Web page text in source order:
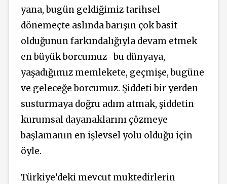
yana, bugün geldiğimiz tarihsel
dönemeçte aslında barışın çok basit
olduğunun farkındalığıyla devam etmek
en büyük borcumuz- bu dünyaya,
yaşadığımız memlekete, geçmişe, bugüne
ve geleceğe borcumuz. Şiddeti bir yerden
susturmaya doğru adım atmak, şiddetin
kurumsal dayanaklarını çözmeye
başlamanın en işlevsel yolu olduğu için
öyle.
Türkiye’deki mevcut muktedirlerin